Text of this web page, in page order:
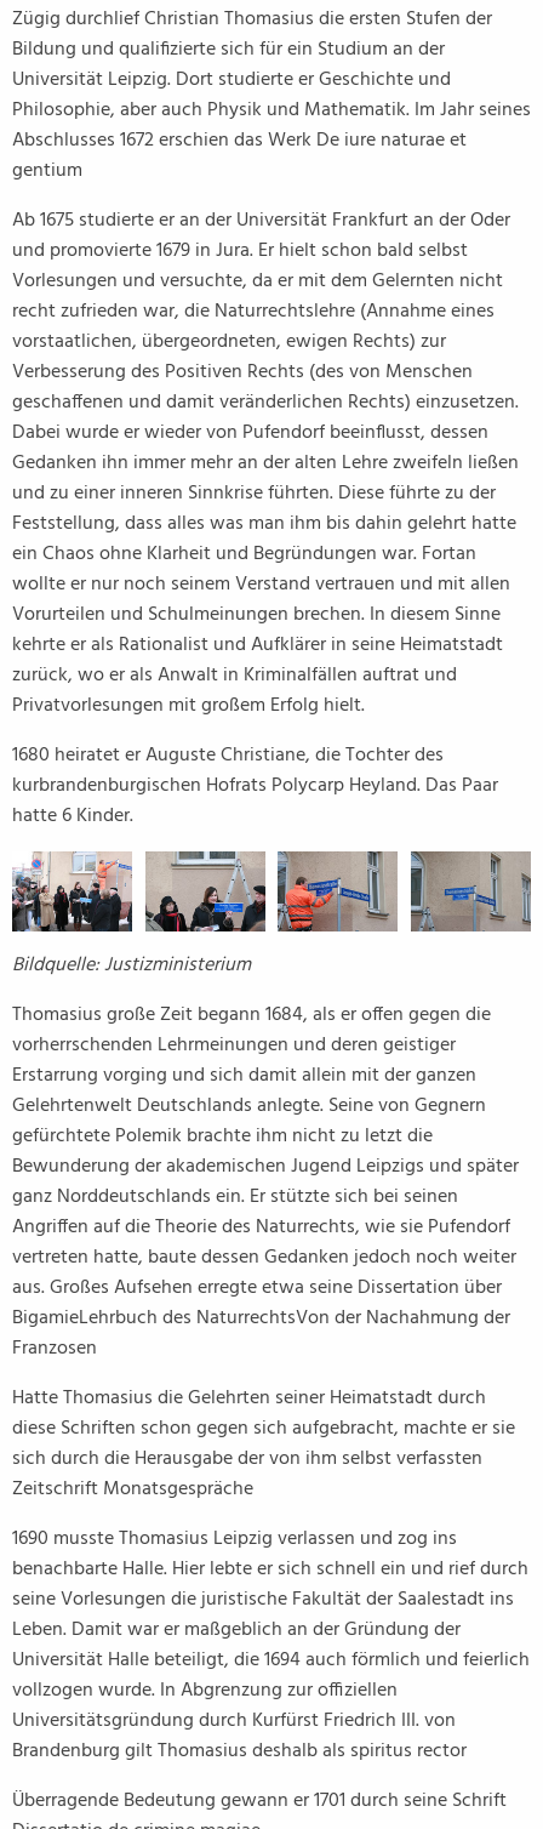
Zügig durchlief Christian Thomasius die ersten Stufen der
Bildung und qualifizierte sich für ein Studium an der
Universität Leipzig. Dort studierte er Geschichte und
Philosophie, aber auch Physik und Mathematik. Im Jahr seines
Abschlusses 1672 erschien das Werk De iure naturae et
gentium
Ab 1675 studierte er an der Universität Frankfurt an der Oder
und promovierte 1679 in Jura. Er hielt schon bald selbst
Vorlesungen und versuchte, da er mit dem Gelernten nicht
recht zufrieden war, die Naturrechtslehre (Annahme eines
vorstaatlichen, übergeordneten, ewigen Rechts) zur
Verbesserung des Positiven Rechts (des von Menschen
geschaffenen und damit veränderlichen Rechts) einzusetzen.
Dabei wurde er wieder von Pufendorf beeinflusst, dessen
Gedanken ihn immer mehr an der alten Lehre zweifeln ließen
und zu einer inneren Sinnkrise führten. Diese führte zu der
Feststellung, dass alles was man ihm bis dahin gelehrt hatte
ein Chaos ohne Klarheit und Begründungen war. Fortan
wollte er nur noch seinem Verstand vertrauen und mit allen
Vorurteilen und Schulmeinungen brechen. In diesem Sinne
kehrte er als Rationalist und Aufklärer in seine Heimatstadt
zurück, wo er als Anwalt in Kriminalfällen auftrat und
Privatvorlesungen mit großem Erfolg hielt.
1680 heiratet er Auguste Christiane, die Tochter des
kurbrandenburgischen Hofrats Polycarp Heyland. Das Paar
hatte 6 Kinder.
Bildquelle: Justizministerium
Thomasius große Zeit begann 1684, als er offen gegen die
vorherrschenden Lehrmeinungen und deren geistiger
Erstarrung vorging und sich damit allein mit der ganzen
Gelehrtenwelt Deutschlands anlegte. Seine von Gegnern
gefürchtete Polemik brachte ihm nicht zu letzt die
Bewunderung der akademischen Jugend Leipzigs und später
ganz Norddeutschlands ein. Er stützte sich bei seinen
Angriffen auf die Theorie des Naturrechts, wie sie Pufendorf
vertreten hatte, baute dessen Gedanken jedoch noch weiter
aus. Großes Aufsehen erregte etwa seine Dissertation über
BigamieLehrbuch des NaturrechtsVon der Nachahmung der
Franzosen
Hatte Thomasius die Gelehrten seiner Heimatstadt durch
diese Schriften schon gegen sich aufgebracht, machte er sie
sich durch die Herausgabe der von ihm selbst verfassten
Zeitschrift Monatsgespräche
1690 musste Thomasius Leipzig verlassen und zog ins
benachbarte Halle. Hier lebte er sich schnell ein und rief durch
seine Vorlesungen die juristische Fakultät der Saalestadt ins
Leben. Damit war er maßgeblich an der Gründung der
Universität Halle beteiligt, die 1694 auch förmlich und feierlich
vollzogen wurde. In Abgrenzung zur offiziellen
Universitätsgründung durch Kurfürst Friedrich III. von
Brandenburg gilt Thomasius deshalb als spiritus rector
Überragende Bedeutung gewann er 1701 durch seine Schrift